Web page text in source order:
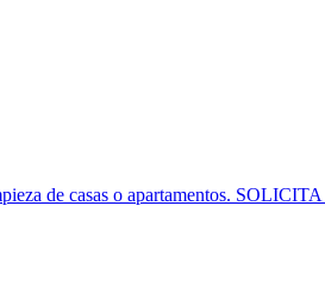
de casas o apartamentos.